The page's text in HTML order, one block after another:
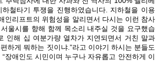
철타기 투쟁을 진행하였습니다. 지하철을 이용
인리프트의 위험성을 알리면서 다시는 이런 참사
울시를 향해 함께 목소리 내주실 것을 요구했습
인해 십 여분가량 열차가 지연되면서 거친 말과
하게 뭐하는 짓이냐.”라고 이야기 하시는 분들도
장애인도 시민이며 누구나 자유롭고 안전하게 이